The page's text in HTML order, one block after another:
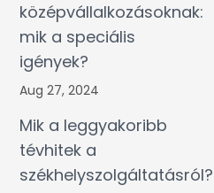
középvállalkozásoknak:
mik a speciális
igények?
Aug 27, 2024
Mik a leggyakoribb
tévhitek a
székhelyszolgáltatásról?